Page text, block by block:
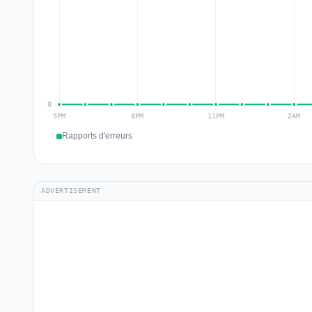
Rapports d'erreurs
ADVERTISEMENT